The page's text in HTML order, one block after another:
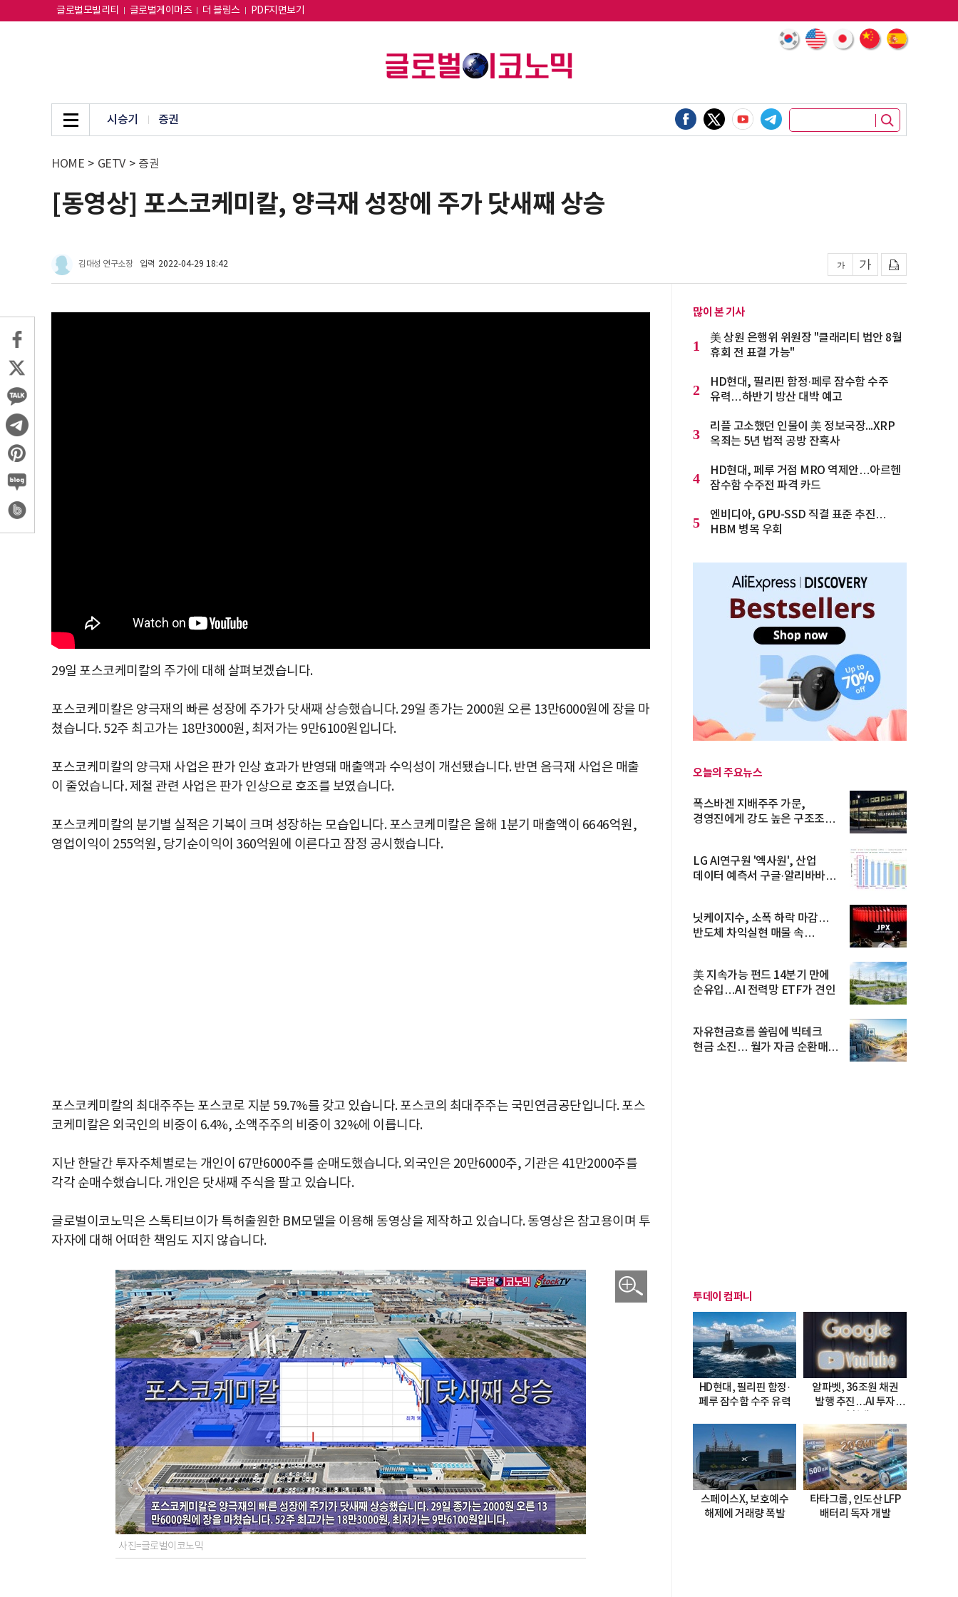
글로벌모빌리티 글로벌게이머즈 더 블링스 PDF지면보기
시승기 증권
HOME > GETV > 증권
[동영상] 포스코케미칼, 양극재 성장에 주가 닷새째 상승
김대성 연구소장 입력 2022-04-29 18:42
29일 포스코케미칼의 주가에 대해 살펴보겠습니다.
포스코케미칼은 양극재의 빠른 성장에 주가가 닷새째 상승했습니다. 29일 종가는 2000원 오른 13만6000원에 장을 마
쳤습니다. 52주 최고가는 18만3000원, 최저가는 9만6100원입니다.
포스코케미칼의 양극재 사업은 판가 인상 효과가 반영돼 매출액과 수익성이 개선됐습니다. 반면 음극재 사업은 매출
이 줄었습니다. 제철 관련 사업은 판가 인상으로 호조를 보였습니다.
포스코케미칼의 분기별 실적은 기복이 크며 성장하는 모습입니다. 포스코케미칼은 올해 1분기 매출액이 6646억원,
영업이익이 255억원, 당기순이익이 360억원에 이른다고 잠정 공시했습니다.
포스코케미칼의 최대주주는 포스코로 지분 59.7%를 갖고 있습니다. 포스코의 최대주주는 국민연금공단입니다. 포스
코케미칼은 외국인의 비중이 6.4%, 소액주주의 비중이 32%에 이릅니다.
지난 한달간 투자주체별로는 개인이 67만6000주를 순매도했습니다. 외국인은 20만6000주, 기관은 41만2000주를
각각 순매수했습니다. 개인은 닷새째 주식을 팔고 있습니다.
글로벌이코노믹은 스톡티브이가 특허출원한 BM모델을 이용해 동영상을 제작하고 있습니다. 동영상은 참고용이며 투
자자에 대해 어떠한 책임도 지지 않습니다.
사진=글로벌이코노믹
많이 본 기사
1
美 상원 은행위 위원장 "클래리티 법안 8월
휴회 전 표결 가능"
2
HD현대, 필리핀 함정·페루 잠수함 수주
유력…하반기 방산 대박 예고
3
리플 고소했던 인물이 美 정보국장...XRP
옥죄는 5년 법적 공방 잔혹사
4
HD현대, 페루 거점 MRO 역제안…아르헨
잠수함 수주전 파격 카드
5
엔비디아, GPU-SSD 직결 표준 추진…
HBM 병목 우회
오늘의 주요뉴스
폭스바겐 지배주주 가문,
경영진에게 강도 높은 구조조정
LG AI연구원 '엑사원', 산업
데이터 예측서 구글·알리바바
닛케이지수, 소폭 하락 마감…
반도체 차익실현 매물 속
美 지속가능 펀드 14분기 만에
순유입…AI 전력망 ETF가 견인
자유현금흐름 쏠림에 빅테크
현금 소진… 월가 자금 순환매
투데이 컴퍼니
HD현대, 필리핀 함정·
페루 잠수함 수주 유력
알파벳, 36조원 채권
발행 추진…AI 투자
스페이스X, 보호예수
해제에 거래량 폭발
타타그룹, 인도산 LFP
배터리 독자 개발